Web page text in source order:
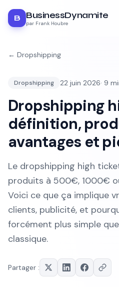
B BusinessDynamite
par Frank Houbre
← Dropshipping
Dropshipping 22 juin 2026· 9
Dropshipping
définition,
avantages et
Le dropshipping high
produits à 500€, 1000€
Voici ce que ça implique
clients, publicité, et
forcément plus simple
classique.
Partager :